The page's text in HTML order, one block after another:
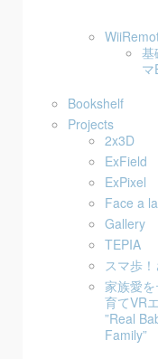
基
Bookshelf
Projects
2x3D
ExField
ExPixel
Face a
Gallery
TEPIA
スマ歩
家族愛
育てVR
”Real
Family”